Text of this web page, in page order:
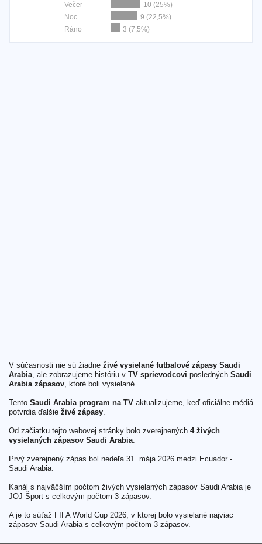
Večer
10 (25%)
Noc
9 (22,5%)
Ráno
3 (7,5%)
V súčasnosti nie sú žiadne živé vysielané futbalové zápasy Saudi
Arabia, ale zobrazujeme históriu v TV sprievodcovi posledných Saudi
Arabia zápasov, ktoré boli vysielané.
Tento Saudi Arabia program na TV aktualizujeme, keď oficiálne médiá
potvrdia ďalšie živé zápasy.
Od začiatku tejto webovej stránky bolo zverejnených 4 živých
vysielaných zápasov Saudi Arabia.
Prvý zverejnený zápas bol nedeľa 31. mája 2026 medzi Ecuador -
Saudi Arabia.
Kanál s najväčším počtom živých vysielaných zápasov Saudi Arabia je
JOJ Šport s celkovým počtom 3 zápasov.
A je to súťaž FIFA World Cup 2026, v ktorej bolo vysielané najviac
zápasov Saudi Arabia s celkovým počtom 3 zápasov.